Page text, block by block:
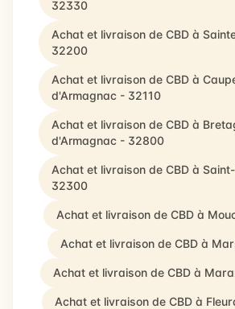
32330
Achat et livraison de CBD à
32200
Achat et livraison de CBD à
d'Armagnac - 32110
Achat et livraison de CBD à
d'Armagnac - 32800
Achat et livraison de CBD à
32300
Achat et livraison de CBD à
Achat et livraison de CBD à
Achat et livraison de CBD à
Achat et livraison de CBD à